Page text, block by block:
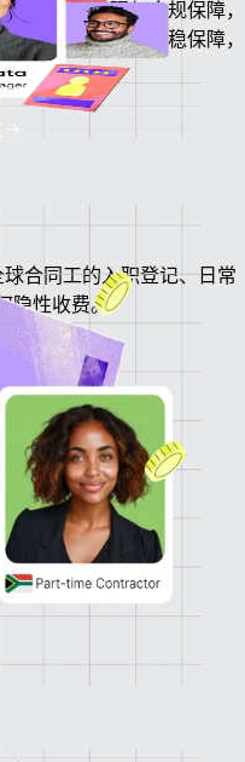
、福利管理与合规保障，
能让员工享有安稳保障，
合同工的入职登记、日常
隐性收费。
入职流程。